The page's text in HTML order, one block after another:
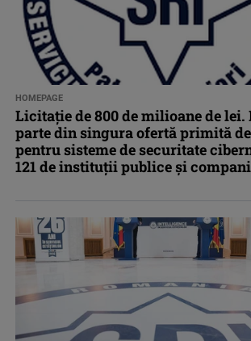
HOMEPAGE
Licitație de 800 de milioane de lei.
parte din singura ofertă primită
pentru sisteme de securitate
121 de instituții publice și